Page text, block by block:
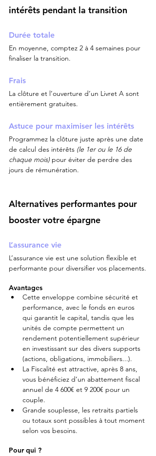
intérêts pendant la transition
Durée totale
En moyenne, comptez 2 à 4 semaines pour
finaliser la transition.
Frais
La clôture et l’ouverture d’un Livret A sont
entièrement gratuites.
Astuce pour maximiser les intérêts
Programmez la clôture juste après une date
de calcul des intérêts (le 1er ou le 16 de
chaque mois) pour éviter de perdre des
jours de rémunération.
Alternatives performantes pour
booster votre épargne
L’assurance vie
L’assurance vie est une solution flexible et
performante pour diversifier vos placements.
Avantages
Cette enveloppe combine sécurité et
performance, avec le fonds en euros
qui garantit le capital, tandis que les
unités de compte permettent un
rendement potentiellement supérieur
en investissant sur des divers supports
(actions, obligations, immobiliers...).
La Fiscalité est attractive, après 8 ans,
vous bénéficiez d’un abattement fiscal
annuel de 4 600€ et 9 200€ pour un
couple.
Grande souplesse, les retraits partiels
ou totaux sont possibles à tout moment
selon vos besoins.
Pour qui ?